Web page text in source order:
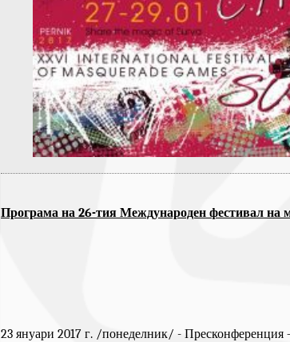
Програма на 26-тия Международен фестивал на
23 януари 2017 г. /понеделник/ - Пресконференция